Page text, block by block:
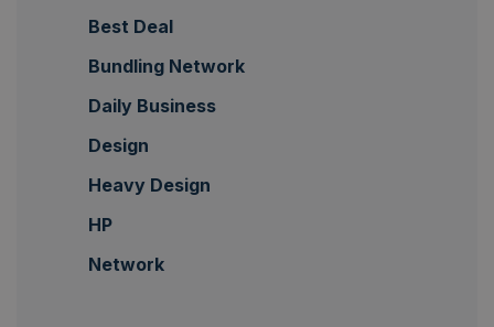
Best Deal
Bundling Network
Daily Business
Design
Heavy Design
HP
Network